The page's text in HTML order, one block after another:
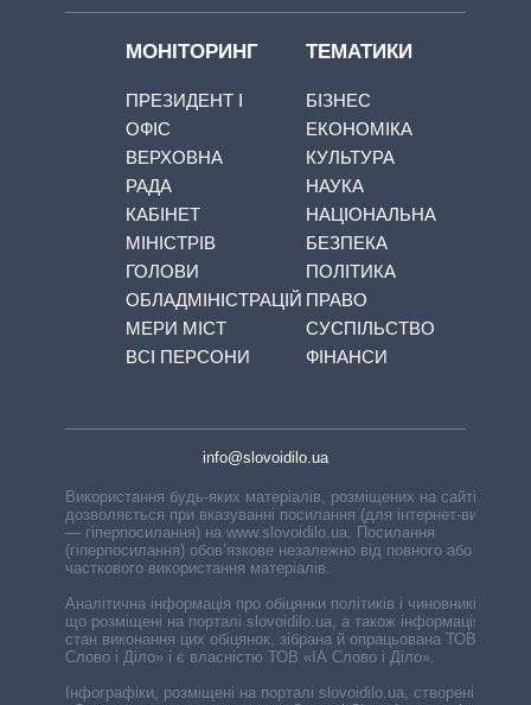
МОНІТОРИНГ
ПРЕЗИДЕНТ І
ОФІС
ВЕРХОВНА
РАДА
КАБІНЕТ
МІНІСТРІВ
ГОЛОВИ
ОБЛАДМІНІСТРАЦІЙ
МЕРИ МІСТ
ВСІ ПЕРСОНИ
ТЕМАТИКИ
БІЗНЕС
ЕКОНОМІКА
КУЛЬТУРА
НАУКА
НАЦІОНАЛЬНА
БЕЗПЕКА
ПОЛІТИКА
ПРАВО
СУСПІЛЬСТВО
ФІНАНСИ
info@slovoidilo.ua
Використання будь-яких матеріалів, розміщених на сайті,
дозволяється при вказуванні посилання (для інтернет-видань
— гіперпосилання) на www.slovoidilo.ua. Посилання
(гіперпосилання) обов’язкове незалежно від повного або
часткового використання матеріалів.
Аналітична інформація про обіцянки політиків і чиновників,
що розміщені на порталі slovoidilo.ua, а також інформація про
стан виконання цих обіцянок, зібрана й опрацьована ТОВ «ІА
Слово і Діло» і є власністю ТОВ «ІА Слово і Діло».
Інфографіки, розміщені на порталі slovoidilo.ua, створені ГО